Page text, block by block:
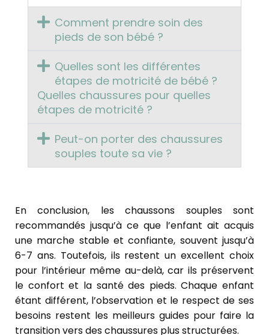
Comment prendre soin des
pieds de son bébé ?
Quelles sont les différentes
étapes de motricité de bébé ?
Quelles chaussures pour quelles
étapes de motricité ?
Peut-on porter des chaussures
souples toute sa vie ?
En conclusion, les chaussons souples sont
recommandés jusqu’à ce que l’enfant ait acquis
une marche stable et confiante, souvent jusqu’à
6-7 ans. Toutefois, ils restent un excellent choix
pour l’intérieur même au-delà, car ils préservent
le confort et la santé des pieds. Chaque enfant
étant différent, l’observation et le respect de ses
besoins restent les meilleurs guides pour faire la
transition vers des chaussures plus structurées.